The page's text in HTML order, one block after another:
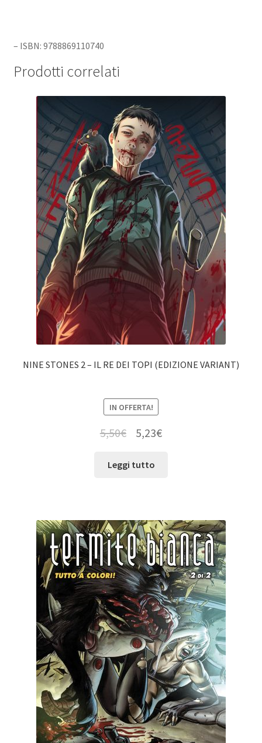
– ISBN: 9788869110740
Prodotti correlati
NINE STONES 2 – IL RE DEI TOPI (EDIZIONE VARIANT)
IN OFFERTA!
5,50€ 5,23€
Leggi tutto